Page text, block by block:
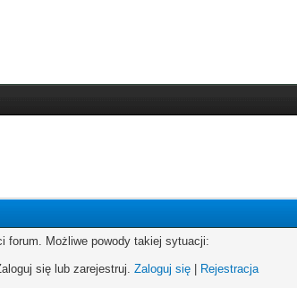
forum. Możliwe powody takiej sytuacji:
się lub zarejestruj. Zaloguj się
Rejestracja